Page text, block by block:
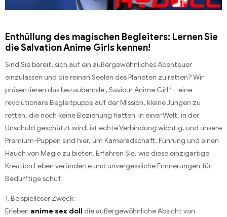
Enthüllung des magischen Begleiters: Lernen Sie
die Salvation Anime Girls kennen!
Sind Sie bereit, sich auf ein außergewöhnliches Abenteuer
einzulassen und die reinen Seelen des Planeten zu retten? Wir
präsentieren das bezaubernde „Saviour Anime Girl“ – eine
revolutionäre Begleitpuppe auf der Mission, kleine Jungen zu
retten, die noch keine Beziehung hatten. In einer Welt, in der
Unschuld geschätzt wird, ist echte Verbindung wichtig, und unsere
Premium-Puppen sind hier, um Kameradschaft, Führung und einen
Hauch von Magie zu bieten. Erfahren Sie, wie diese einzigartige
Kreation Leben veränderte und unvergessliche Erinnerungen für
Bedürftige schuf.
1. Beispielloser Zweck:
Erleben anime sex doll die außergewöhnliche Absicht von